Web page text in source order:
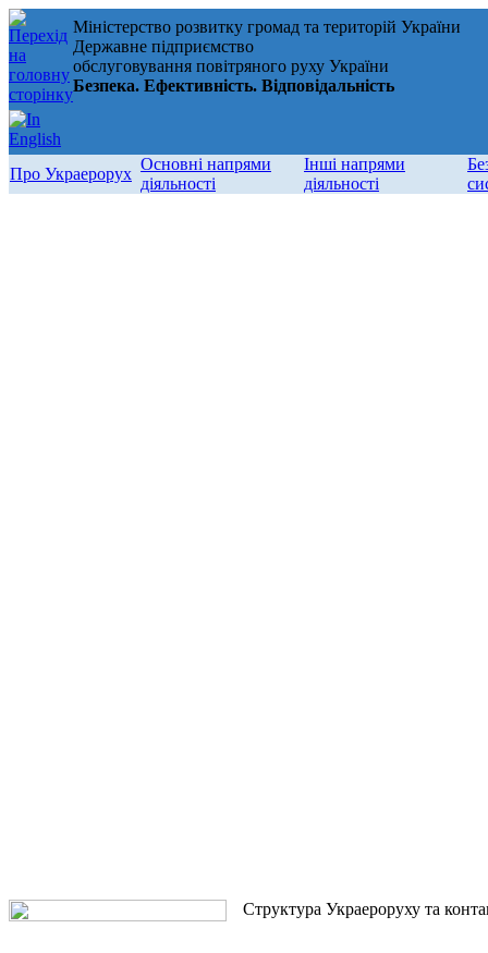
Міністерство розвитку громад та територій України
Державне підприємство
обслуговування повітряного руху України
Безпека. Ефективність. Відповідальність
Про Украерорух
Основні напрями
діяльності
Інші напрями
діяльності
Структура Украероруху та